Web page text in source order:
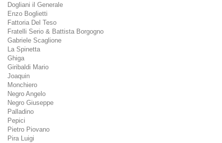
Dogliani il Generale
Enzo Boglietti
Fattoria Del Teso
Fratelli Serio & Battista Borgogno
Gabriele Scaglione
La Spinetta
Ghiga
Giribaldi Mario
Joaquin
Monchiero
Negro Angelo
Negro Giuseppe
Palladino
Pepici
Pietro Piovano
Pira Luigi